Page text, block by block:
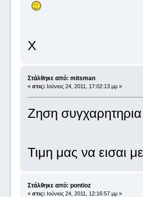
X
Στάλθηκε από: mitsman
« στις: Ιούνιος 24, 2011, 17:02:13 μμ »
Ζηση συγχαρητηρια
Τιμη μας να εισαι
Στάλθηκε από: pontioz
« στις: Ιούνιος 24, 2011, 12:16:57 μμ »